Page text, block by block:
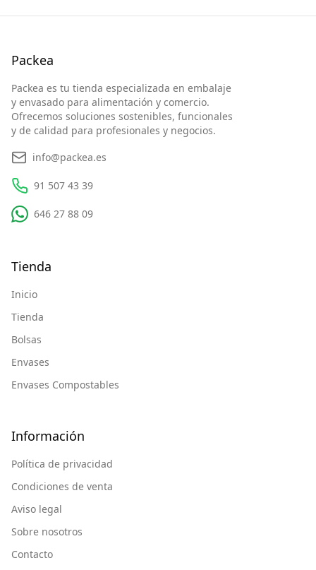
Packea
Packea es tu tienda especializada en embalaje
y envasado para alimentación y comercio.
Ofrecemos soluciones sostenibles, funcionales
y de calidad para profesionales y negocios.
info@packea.es
91 507 43 39
646 27 88 09
Tienda
Inicio
Tienda
Bolsas
Envases
Envases Compostables
Información
Política de privacidad
Condiciones de venta
Aviso legal
Sobre nosotros
Contacto